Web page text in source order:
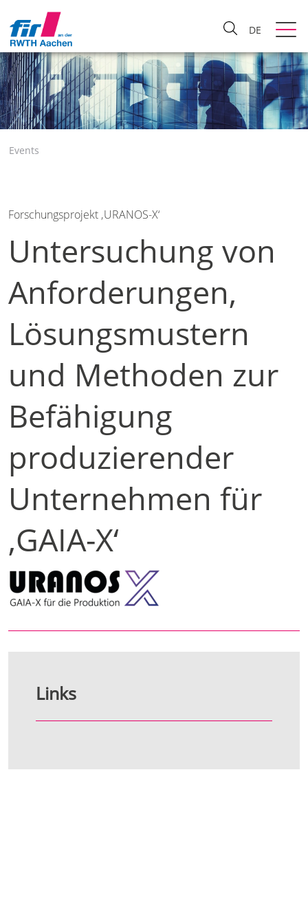
DE
Events
Forschungsprojekt ‚URANOS-X‘
Untersuchung von
Anforderungen,
Lösungsmustern
und Methoden zur
Befähigung
produzierender
Unternehmen für
‚GAIA-X‘
Links